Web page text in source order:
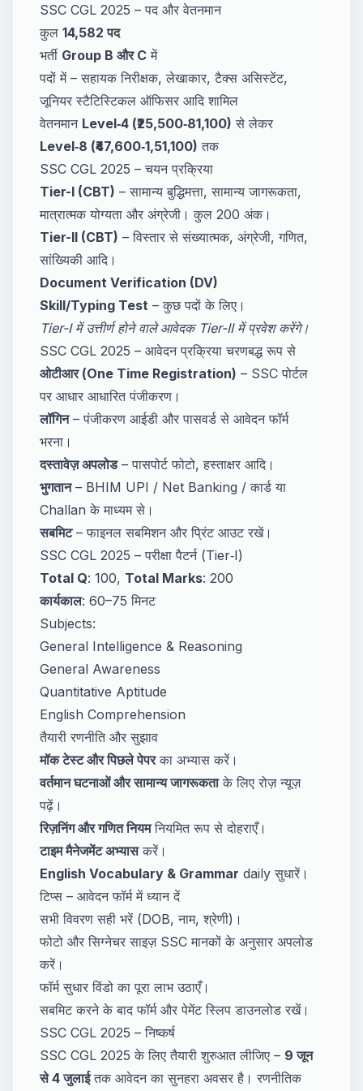
SSC CGL 2025 – पद और वेतनमान
कुल 14,582 पद
भर्ती Group B और C में
पदों में – सहायक निरीक्षक, लेखाकार, टैक्स असिस्टेंट,
जूनियर स्टैटिस्टिकल ऑफिसर आदि शामिल
वेतनमान Level‑4 (₹25,500‑81,100) से लेकर
Level‑8 (₹47,600‑1,51,100) तक
SSC CGL 2025 – चयन प्रक्रिया
Tier-I (CBT) – सामान्य बुद्धिमत्ता, सामान्य जागरूकता,
मात्रात्मक योग्यता और अंग्रेजी। कुल 200 अंक।
Tier-II (CBT) – विस्तार से संख्यात्मक, अंग्रेजी, गणित,
सांख्यिकी आदि।
Document Verification (DV)
Skill/Typing Test – कुछ पदों के लिए।
Tier-I में उत्तीर्ण होने वाले आवेदक Tier-II में प्रवेश करेंगे।
SSC CGL 2025 – आवेदन प्रक्रिया चरणबद्ध रूप से
ओटीआर (One Time Registration) – SSC पोर्टल
पर आधार आधारित पंजीकरण।
लॉगिन– पंजीकरण आईडी और पासवर्ड से आवेदन फॉर्म
भरना।
दस्तावेज़ अपलोड– पासपोर्ट फोटो, हस्ताक्षर आदि।
भुगतान– BHIM UPI / Net Banking / कार्ड या
Challan के माध्यम से।
सबमिट– फाइनल सबमिशन और प्रिंट आउट रखें।
SSC CGL 2025 – परीक्षा पैटर्न (Tier‑I)
Total Q: 100, Total Marks: 200
कार्यकाल: 60–75 मिनट
Subjects:
General Intelligence & Reasoning
General Awareness
Quantitative Aptitude
English Comprehension
तैयारी रणनीति और सुझाव
मॉक टेस्ट और पिछले पेपरका अभ्यास करें।
वर्तमान घटनाओं और सामान्य जागरूकताके लिए रोज़ न्यूज़
पढ़ें।
रिज़निंग और गणित नियमनियमित रूप से दोहराएँ।
टाइम मैनेजमेंट अभ्यासकरें।
English Vocabulary & Grammar daily सुधारें।
टिप्स – आवेदन फॉर्म में ध्यान दें
सभी विवरण सही भरें (DOB, नाम, श्रेणी)।
फोटो और सिग्नेचर साइज़ SSC मानकों के अनुसार अपलोड
करें।
फॉर्म सुधार विंडो का पूरा लाभ उठाएँ।
सबमिट करने के बाद फॉर्म और पेमेंट स्लिप डाउनलोड रखें।
SSC CGL 2025 – निष्कर्ष
SSC CGL 2025 के लिए तैयारी शुरुआत लीजिए – 9 जून
से 4 जुलाईतक आवेदन का सुनहरा अवसर है। रणनीतिक